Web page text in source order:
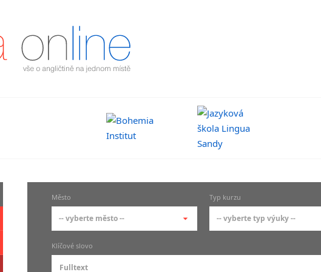
Město
-- vyberte město --
-- vyberte město --
Typ kurzu
-- vyberte typ výuky --
Klíčové slovo